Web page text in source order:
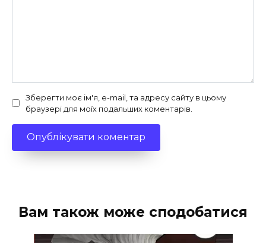
Зберегти моє ім'я, e-mail, та адресу сайту в цьому
браузері для моїх подальших коментарів.
Вам також може сподобатися